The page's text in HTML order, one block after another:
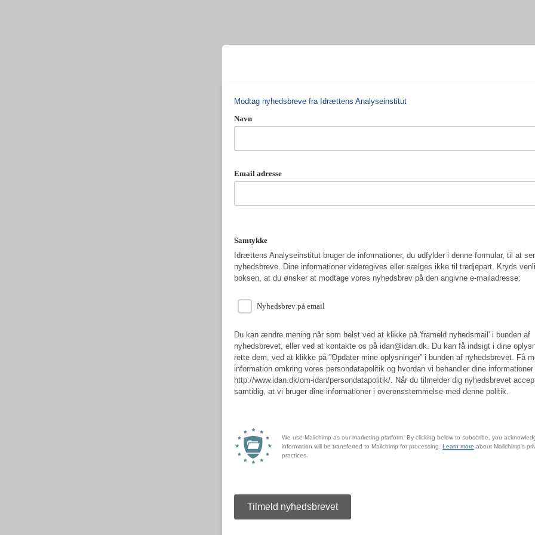
Modtag nyhedsbreve fra Idrættens Analyseinstitut
Navn
Email adresse
Samtykke
Idrættens Analyseinstitut bruger de informationer, du udfylder i denne formular, til at
nyhedsbreve. Dine informationer videregives eller sælges ikke til tredjepart. Kryds
boksen, at du ønsker at modtage vores nyhedsbrev på den angivne e-mailadresse:
Nyhedsbrev på email
Du kan ændre mening når som helst ved at klikke på 'frameld nyhedsmail' i bunden af
nyhedsbrevet, eller ved at kontakte os på idan@idan.dk. Du kan få indsigt i dine
rette dem, ved at klikke på ”Opdater mine oplysninger” i bunden af nyhedsbrevet. Få
information omkring vores persondatapolitik og hvordan vi behandler dine informationer
http://www.idan.dk/om-idan/persondatapolitik/. Når du tilmelder dig nyhedsbrevet
samtidig, at vi bruger dine informationer i overensstemmelse med denne politik.
We use Mailchimp as our marketing platform. By clicking below to subscribe, you
information will be transferred to Mailchimp for processing. Learn more about Mailchimp's
practices.